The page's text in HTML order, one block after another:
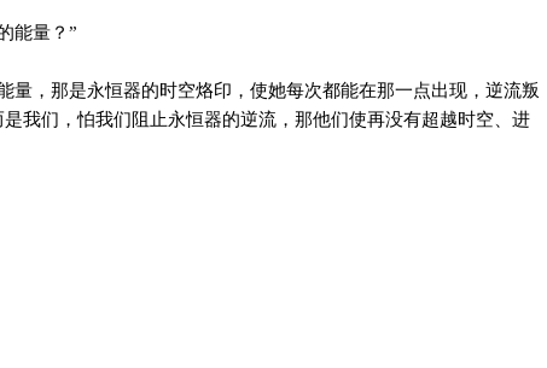
能量？”
，那是永恒器的时空烙印，使她每次都能在那一点出现，逆流叛
我们，怕我们阻止永恒器的逆流，那他们使再没有超越时空、进